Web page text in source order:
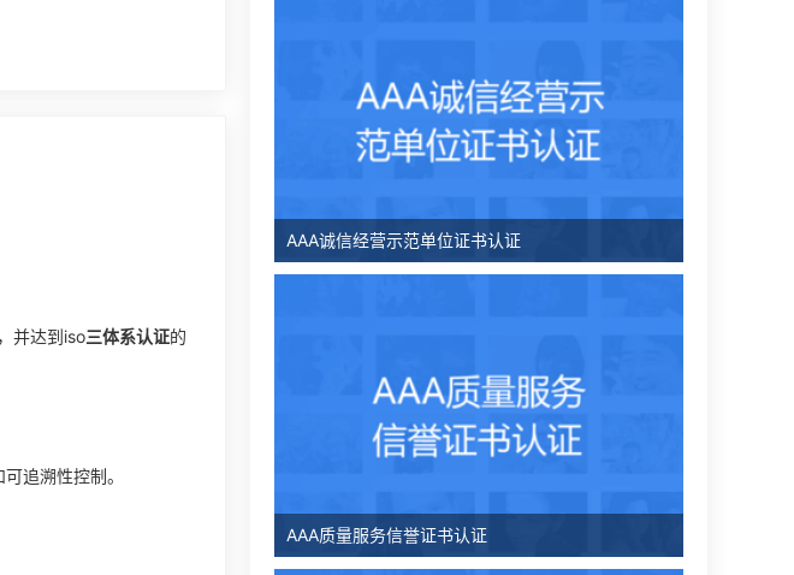
并达到iso三体系认证的
追溯性控制。
AAA诚信经营示范单位证书认证
AAA质量服务信誉证书认证